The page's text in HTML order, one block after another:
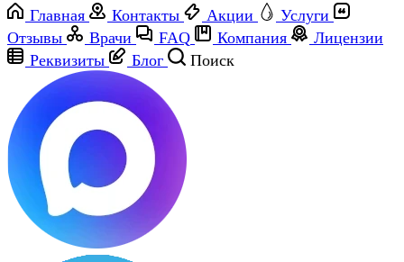
Главная Контакты Акции
Услуги
Отзывы
Врачи FAQ Компания
Лицензии
Реквизиты
Блог Поиск